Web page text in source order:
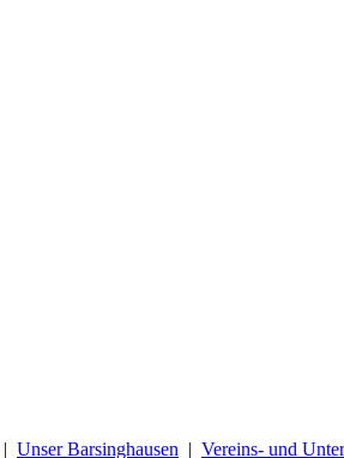
| Unser Barsinghausen | Vereins- und